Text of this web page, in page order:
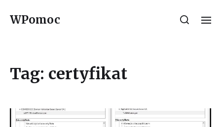
WPomoc
Tag: certyfikat